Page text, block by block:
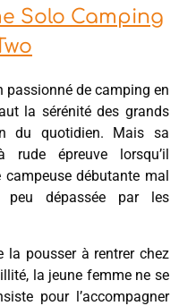
Solo Camping
passionné de camping en
la sérénité des grands
du quotidien. Mais sa
épreuve lorsqu’il
campeuse débutante mal
peu dépassée par les
la pousser à rentrer chez
la jeune femme ne se
pour l’accompagner